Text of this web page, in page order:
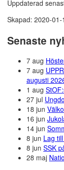
Uppdaterad
Skapad: 2020-
Senaste
7 aug
7 aug
augusti
1 aug
27 jul
18 jun
16 jun
14 jun
8 jun Lag
8 jun SSK
28 maj